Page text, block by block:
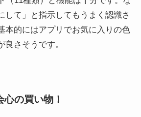
して」と指示してもうまく認識さ
本的にはアプリでお気に入りの色
良さそうです。
の買い物！